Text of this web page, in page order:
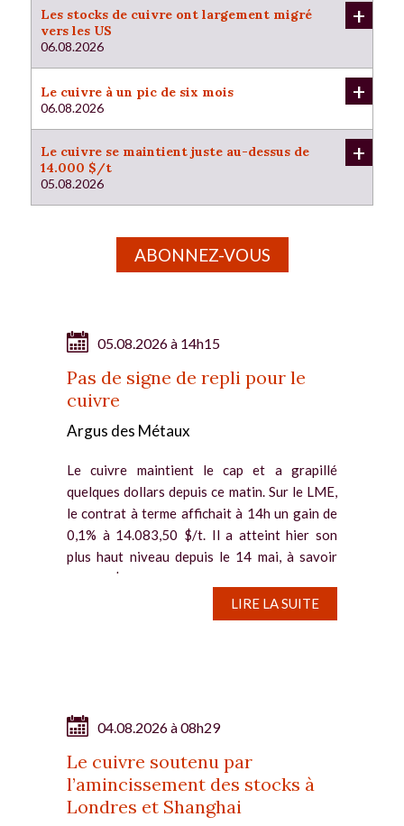
Les stocks de cuivre ont largement migré
vers les US
06.08.2026
+
Le cuivre à un pic de six mois
06.08.2026
+
Le cuivre se maintient juste au-dessus de
14.000 $/t
05.08.2026
+
ABONNEZ-VOUS
05.08.2026 à 14h15
Pas de signe de repli pour le
cuivre
Argus des Métaux
Le cuivre maintient le cap et a grapillé
quelques dollars depuis ce matin. Sur le LME,
le contrat à terme affichait à 14h un gain de
0,1% à 14.083,50 $/t. Il a atteint hier son
plus haut niveau depuis le 14 mai, à savoir
14.117 $/t. Des...
LIRE LA SUITE
04.08.2026 à 08h29
Le cuivre soutenu par
l’amincissement des stocks à
Londres et Shanghai